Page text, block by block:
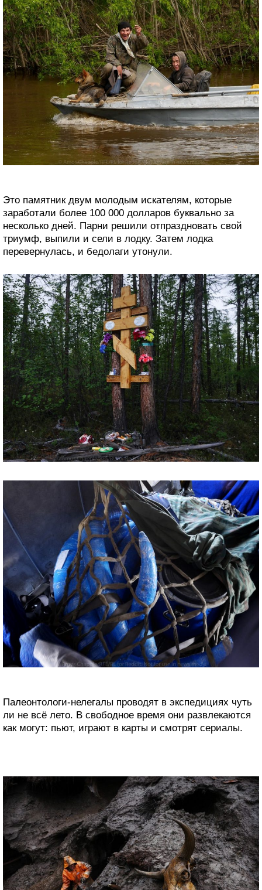
Это памятник двум молодым искателям, которые
заработали более 100 000 долларов буквально за
несколько дней. Парни решили отпраздновать свой
триумф, выпили и сели в лодку. Затем лодка
перевернулась, и бедолаги утонули.
Палеонтологи-нелегалы проводят в экспедициях чуть
ли не всё лето. В свободное время они развлекаются
как могут: пьют, играют в карты и смотрят сериалы.